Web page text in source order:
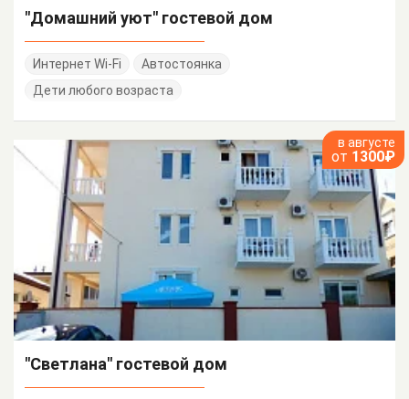
"Домашний уют" гостевой дом
Интернет Wi-Fi
Автостоянка
Дети любого возраста
в августе
от 1300₽
"Светлана" гостевой дом